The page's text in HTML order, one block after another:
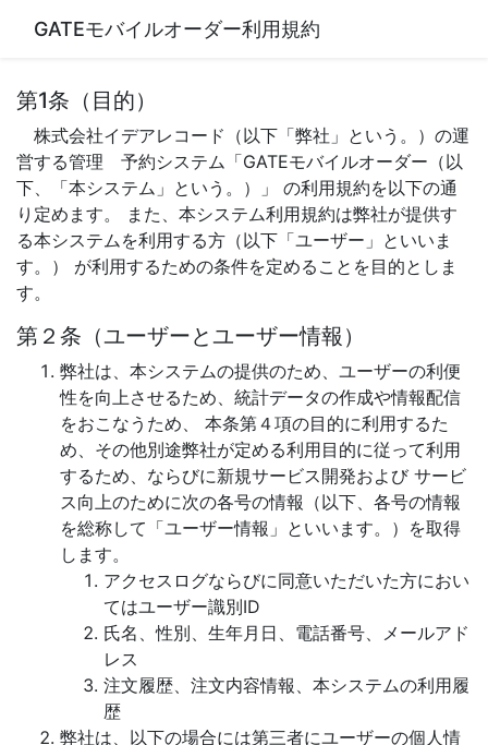
GATEモバイルオーダー利用規約
第1条（目的）
株式会社イデアレコード（以下「弊社」という。）の運
営する管理 予約システム「GATEモバイルオーダー（以
下、「本システム」という。）」 の利用規約を以下の通
り定めます。 また、本システム利用規約は弊社が提供す
る本システムを利用する方（以下「ユーザー」といいま
す。） が利用するための条件を定めることを目的としま
す。
第２条（ユーザーとユーザー情報）
弊社は、本システムの提供のため、ユーザーの利便
性を向上させるため、統計データの作成や情報配信
をおこなうため、 本条第４項の目的に利用するた
め、その他別途弊社が定める利用目的に従って利用
するため、ならびに新規サービス開発および サービ
ス向上のために次の各号の情報（以下、各号の情報
を総称して「ユーザー情報」といいます。）を取得
します。
アクセスログならびに同意いただいた方におい
てはユーザー識別ID
氏名、性別、生年月日、電話番号、メールアド
レス
注文履歴、注文内容情報、本システムの利用履
歴
弊社は、以下の場合には第三者にユーザーの個人情